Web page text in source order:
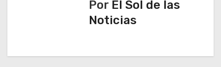
ó
Por El Sol de las
Noticias